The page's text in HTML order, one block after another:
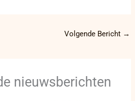
Volgende Bericht →
nieuwsberichten